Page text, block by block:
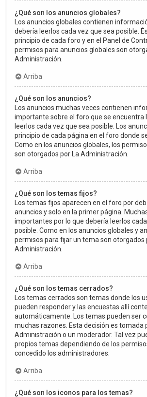
¿Qué son los anuncios globales?
Los anuncios globales contienen
debería leerlos cada vez que sea posible.
principio de cada foro y en el Panel de
permisos para anuncios globales son
Administración.
Arriba
¿Qué son los anuncios?
Los anuncios muchas veces contienen
importante sobre el foro que se encuentra
leerlos cada vez que sea posible. Los
principio de cada página en el foro donde
Como en los anuncios globales, los
son otorgados por La Administración.
Arriba
¿Qué son los temas fijos?
Los temas fijos aparecen en el foro por
anuncios y solo en la primer página.
importantes por lo que debería leerlos
posible. Como en los anuncios globales y
permisos para fijar un tema son otorgados
Administración.
Arriba
¿Qué son los temas cerrados?
Los temas cerrados son temas donde los
pueden responder y las encuestas allí
automáticamente. Los temas pueden ser
muchas razones. Esta decisión es tomada
Administración o un moderador. Tal vez
propios temas dependiendo de los
concedido los administradores.
Arriba
¿Qué son los iconos para los temas?